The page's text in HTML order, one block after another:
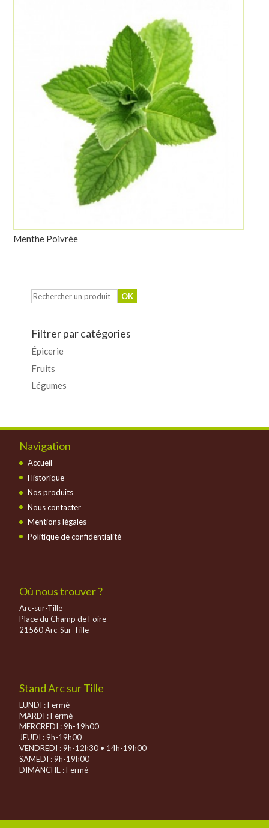
Menthe Poivrée
Filtrer par catégories
Épicerie
Fruits
Légumes
Navigation
Accueil
Historique
Nos produits
Nous contacter
Mentions légales
Politique de confidentialité
Où nous trouver ?
Arc-sur-Tille
Place du Champ de Foire
21560 Arc-Sur-Tille
Stand Arc sur Tille
LUNDI : Fermé
MARDI : Fermé
MERCREDI : 9h-19h00
JEUDI : 9h-19h00
VENDREDI : 9h-12h30 • 14h-19h00
SAMEDI : 9h-19h00
DIMANCHE :Fermé